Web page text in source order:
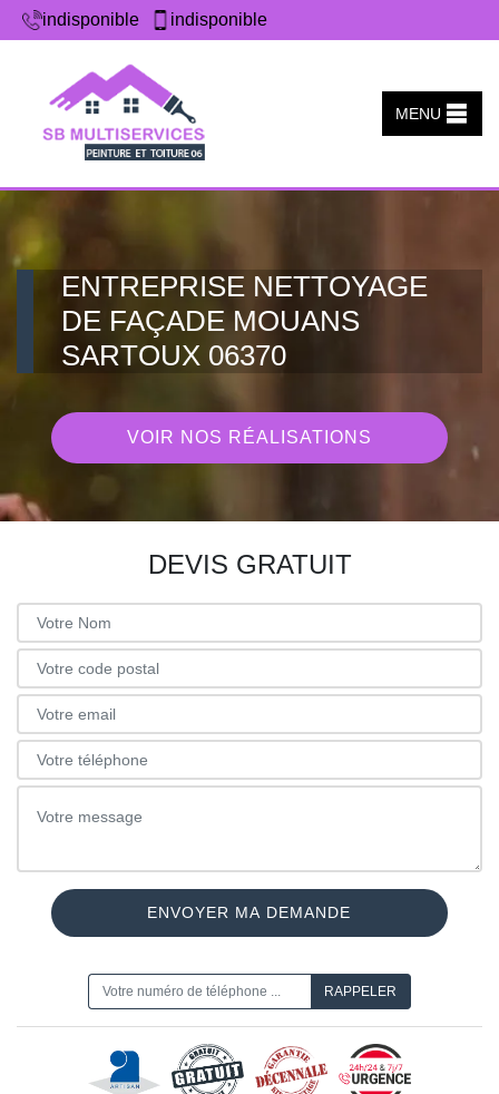
indisponible indisponible
MENU
ENTREPRISE NETTOYAGE
DE FAÇADE MOUANS
SARTOUX 06370
VOIR NOS RÉALISATIONS
DEVIS GRATUIT